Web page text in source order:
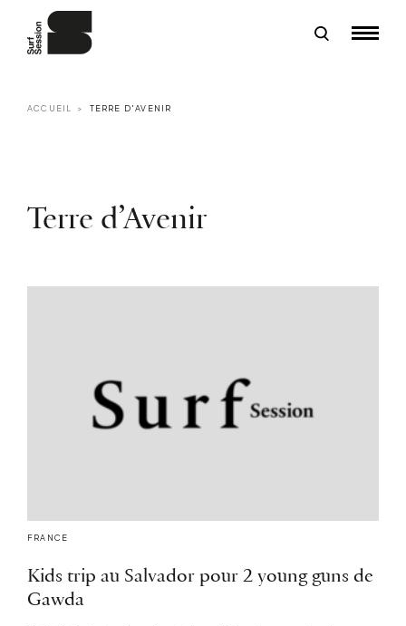
ACCUEIL TERRE D'AVENIR
Terre d’Avenir
FRANCE
Kids trip au Salvador pour 2 young guns de
Gawda